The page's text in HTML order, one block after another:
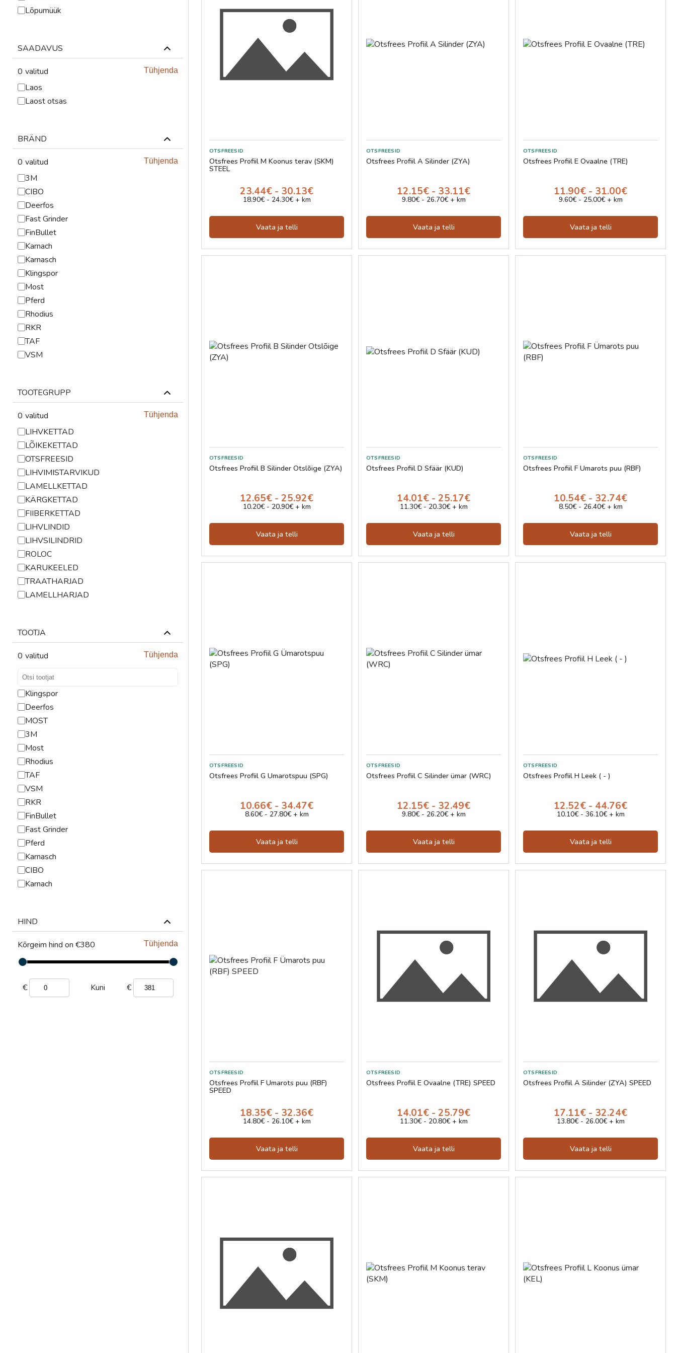
KEEVITUSLAUD JA
RAKISTUS
GAASILÕIKUS
TÖÖRIISTAD
KEEMIATOOTED
TÕSTESEADMED
VENTILATSIOONISEADMED
Lõpumüük
SAADAVUS
0 valitud Tühjenda
Laos
Laost otsas
BRÄND
0 valitud Tühjenda
3M
CIBO
Deerfos
Fast Grinder
FinBullet
Karnach
Karnasch
Klingspor
Most
Pferd
Rhodius
RKR
TAF
VSM
TOOTEGRUPP
0 valitud Tühjenda
LIHVKETTAD
LÕIKEKETTAD
OTSFREESID
LIHVIMISTARVIKUD
LAMELLKETTAD
KÄRGKETTAD
FIIBERKETTAD
LIHVLINDID
LIHVSILINDRID
ROLOC
KARUKEELED
TRAATHARJAD
LAMELLHARJAD
TOOTJA
0 valitud Tühjenda
Klingspor
Deerfos
MOST
3M
Most
Rhodius
TAF
VSM
RKR
FinBullet
Fast Grinder
Pferd
Karnasch
CIBO
Karnach
HIND
Kõrgeim hind on €380 Tühjenda
€ Kuni €
Otsfrees Profiil M Koonus terav (SKM)
STEEL
23.44€ - 30.13€
18.90€ - 24.30€ + km
Vaata ja telli
Otsfrees Profiil A Silinder (ZYA)
12.15€ - 33.11€
9.80€ - 26.70€ + km
Vaata ja telli
Otsfrees Profiil E Ovaalne (TRE)
11.90€ - 31.00€
9.60€ - 25.00€ + km
Vaata ja telli
Otsfrees Profiil B Silinder Otslõige (ZYA)
12.65€ - 25.92€
10.20€ - 20.90€ + km
Vaata ja telli
Otsfrees Profiil D Sfäär (KUD)
14.01€ - 25.17€
11.30€ - 20.30€ + km
Vaata ja telli
Otsfrees Profiil F Ümarots puu (RBF)
10.54€ - 32.74€
8.50€ - 26.40€ + km
Vaata ja telli
Otsfrees Profiil G Ümarotspuu (SPG)
10.66€ - 34.47€
8.60€ - 27.80€ + km
Vaata ja telli
Otsfrees Profiil C Silinder ümar (WRC)
12.15€ - 32.49€
9.80€ - 26.20€ + km
Vaata ja telli
Otsfrees Profiil H Leek ( - )
12.52€ - 44.76€
10.10€ - 36.10€ + km
Vaata ja telli
Otsfrees Profiil F Ümarots puu (RBF)
SPEED
18.35€ - 32.36€
14.80€ - 26.10€ + km
Vaata ja telli
Otsfrees Profiil E Ovaalne (TRE) SPEED
14.01€ - 25.79€
11.30€ - 20.80€ + km
Vaata ja telli
Otsfrees Profiil A Silinder (ZYA) SPEED
17.11€ - 32.24€
13.80€ - 26.00€ + km
Vaata ja telli